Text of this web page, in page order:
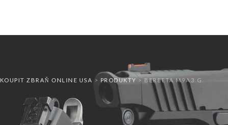
KOUPIT ZBRAŇ ONLINE USA > PRODUKTY> BERETTA M9A3 G